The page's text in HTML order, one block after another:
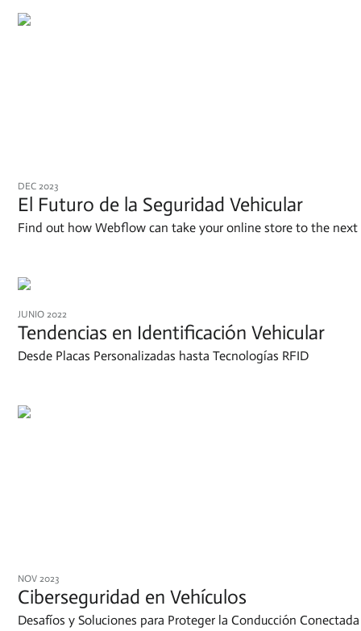
DEC 2023
El Futuro de la Seguridad Vehicular
Find out how Webflow can take your online store to the next
JUNIO 2022
Tendencias en Identificación Vehicular
Desde Placas Personalizadas hasta Tecnologías RFID
NOV 2023
Ciberseguridad en Vehículos
Desafíos y Soluciones para Proteger la Conducción Conectada